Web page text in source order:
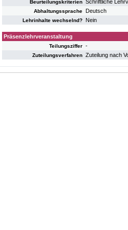
Beurteilungskriterien Schriftliche
Abhaltungssprache Deutsch
Lehrinhalte wechselnd? Nein
Präsenzlehrveranstaltung
Teilungsziffer -
Zuteilungsverfahren Zuteilung nach